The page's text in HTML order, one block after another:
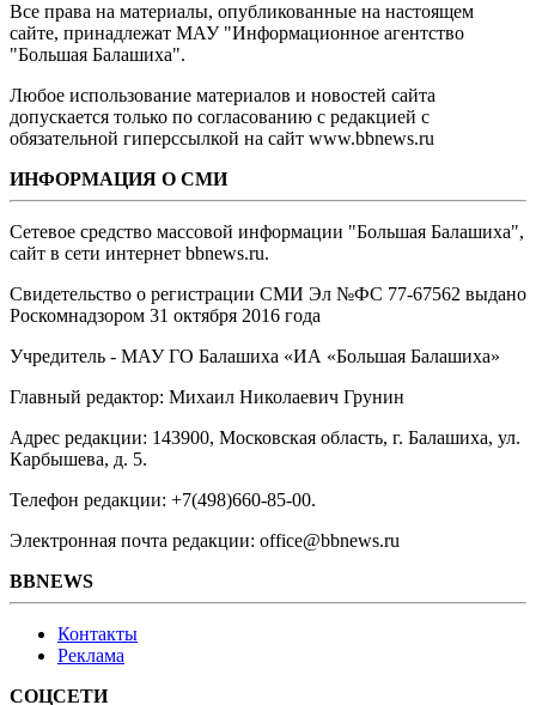
Все права на материалы, опубликованные на настоящем
сайте, принадлежат МАУ "Информационное агентство
"Большая Балашиха".
Любое использование материалов и новостей сайта
допускается только по согласованию с редакцией с
обязательной гиперссылкой на сайт www.bbnews.ru
ИНФОРМАЦИЯ О СМИ
Сетевое средство массовой информации "Большая Балашиха",
сайт в сети интернет bbnews.ru.
Свидетельство о регистрации СМИ Эл №ФС ‎77-67562 выдано
Роскомнадзором 31 октября 2016 года
Учредитель - МАУ ГО Балашиха «ИА «Большая Балашиха»
Главный редактор: Михаил Николаевич Грунин
Адрес редакции: 143900, Московская область, г. Балашиха, ул.
Карбышева, д. 5.
Телефон редакции: +7(498)660-85-00.
Электронная почта редакции: office@bbnews.ru
BBNEWS
Контакты
Реклама
СОЦСЕТИ